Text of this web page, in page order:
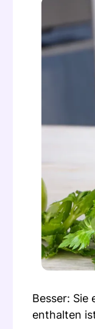
Besser:
enthalten